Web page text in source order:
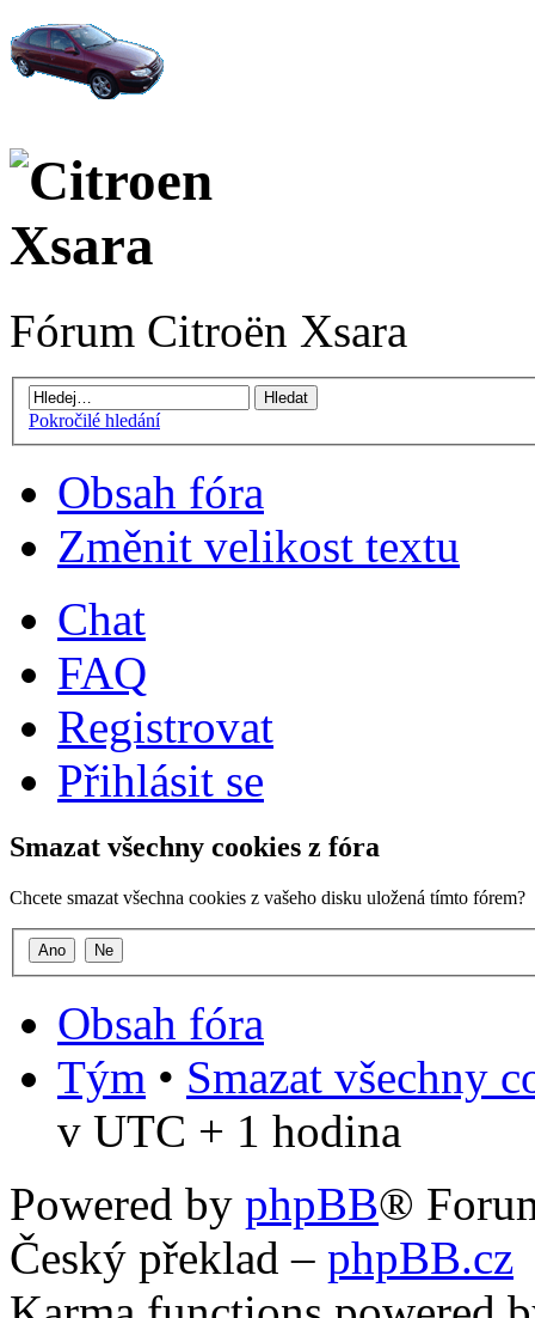
Fórum Citroën Xsara
Pokročilé hledání
Obsah fóra
Změnit velikost textu
Chat
FAQ
Registrovat
Přihlásit se
Smazat všechny cookies z fóra
Chcete smazat všechna cookies z vašeho disku uložená tímto fórem?
Obsah fóra
Tým • Smazat všechny
v UTC + 1 hodina
Powered by phpBB®
Český překlad – phpBB.cz